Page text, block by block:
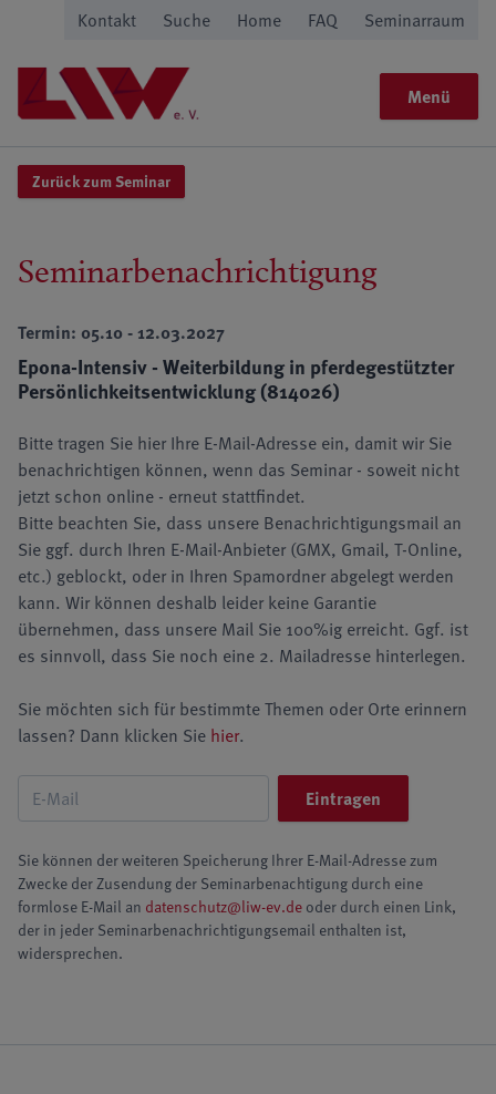
Kontakt Suche Home FAQ Seminarraum
Menü
Zurück zum Seminar
Seminarbenachrichtigung
Termin: 05.10 - 12.03.2027
Epona-Intensiv - Weiterbildung in pferdegestützter
Persönlichkeitsentwicklung (814026)
Bitte tragen Sie hier Ihre E-Mail-Adresse ein, damit wir Sie
benachrichtigen können, wenn das Seminar - soweit nicht
jetzt schon online - erneut stattfindet.
Bitte beachten Sie, dass unsere Benachrichtigungsmail an
Sie ggf. durch Ihren E-Mail-Anbieter (GMX, Gmail, T-Online,
etc.) geblockt, oder in Ihren Spamordner abgelegt werden
kann. Wir können deshalb leider keine Garantie
übernehmen, dass unsere Mail Sie 100%ig erreicht. Ggf. ist
es sinnvoll, dass Sie noch eine 2. Mailadresse hinterlegen.
Sie möchten sich für bestimmte Themen oder Orte erinnern
lassen? Dann klicken Sie hier.
Sie können der weiteren Speicherung Ihrer E-Mail-Adresse zum
Zwecke der Zusendung der Seminarbenachtigung durch eine
formlose E-Mail an datenschutz@liw-ev.deoder durch einen Link,
der in jeder Seminarbenachrichtigungsemail enthalten ist,
widersprechen.